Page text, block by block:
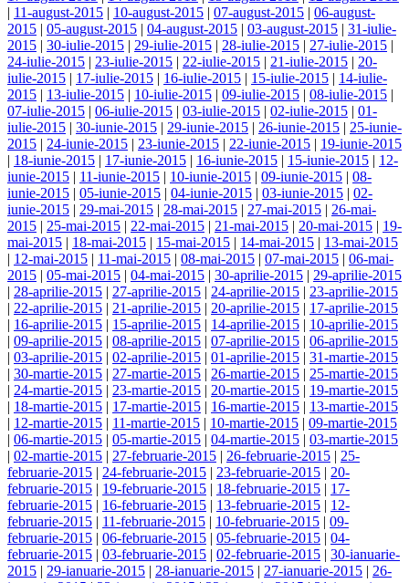
| 11-august-2015 | 10-august-2015 | 07-august-2015 | 06-august-
2015 | 05-august-2015 | 04-august-2015 | 03-august-2015 | 31-iulie-
2015 | 30-iulie-2015 | 29-iulie-2015 | 28-iulie-2015 | 27-iulie-2015 |
24-iulie-2015 | 23-iulie-2015 | 22-iulie-2015 | 21-iulie-2015 | 20-
iulie-2015 | 17-iulie-2015 | 16-iulie-2015 | 15-iulie-2015 | 14-iulie-
2015 | 13-iulie-2015 | 10-iulie-2015 | 09-iulie-2015 | 08-iulie-2015 |
07-iulie-2015 | 06-iulie-2015 | 03-iulie-2015 | 02-iulie-2015 | 01-
iulie-2015 | 30-iunie-2015 | 29-iunie-2015 | 26-iunie-2015 | 25-iunie-
2015 | 24-iunie-2015 | 23-iunie-2015 | 22-iunie-2015 | 19-iunie-2015
| 18-iunie-2015 | 17-iunie-2015 | 16-iunie-2015 | 15-iunie-2015 | 12-
iunie-2015 | 11-iunie-2015 | 10-iunie-2015 | 09-iunie-2015 | 08-
iunie-2015 | 05-iunie-2015 | 04-iunie-2015 | 03-iunie-2015 | 02-
iunie-2015 | 29-mai-2015 | 28-mai-2015 | 27-mai-2015 | 26-mai-
2015 | 25-mai-2015 | 22-mai-2015 | 21-mai-2015 | 20-mai-2015 | 19-
mai-2015 | 18-mai-2015 | 15-mai-2015 | 14-mai-2015 | 13-mai-2015
| 12-mai-2015 | 11-mai-2015 | 08-mai-2015 | 07-mai-2015 | 06-mai-
2015 | 05-mai-2015 | 04-mai-2015 | 30-aprilie-2015 | 29-aprilie-2015
| 28-aprilie-2015 | 27-aprilie-2015 | 24-aprilie-2015 | 23-aprilie-2015
| 22-aprilie-2015 | 21-aprilie-2015 | 20-aprilie-2015 | 17-aprilie-2015
| 16-aprilie-2015 | 15-aprilie-2015 | 14-aprilie-2015 | 10-aprilie-2015
| 09-aprilie-2015 | 08-aprilie-2015 | 07-aprilie-2015 | 06-aprilie-2015
| 03-aprilie-2015 | 02-aprilie-2015 | 01-aprilie-2015 | 31-martie-2015
| 30-martie-2015 | 27-martie-2015 | 26-martie-2015 | 25-martie-2015
| 24-martie-2015 | 23-martie-2015 | 20-martie-2015 | 19-martie-2015
| 18-martie-2015 | 17-martie-2015 | 16-martie-2015 | 13-martie-2015
| 12-martie-2015 | 11-martie-2015 | 10-martie-2015 | 09-martie-2015
| 06-martie-2015 | 05-martie-2015 | 04-martie-2015 | 03-martie-2015
| 02-martie-2015 | 27-februarie-2015 | 26-februarie-2015 | 25-
februarie-2015 | 24-februarie-2015 | 23-februarie-2015 | 20-
februarie-2015 | 19-februarie-2015 | 18-februarie-2015 | 17-
februarie-2015 | 16-februarie-2015 | 13-februarie-2015 | 12-
februarie-2015 | 11-februarie-2015 | 10-februarie-2015 | 09-
februarie-2015 | 06-februarie-2015 | 05-februarie-2015 | 04-
februarie-2015 | 03-februarie-2015 | 02-februarie-2015 | 30-ianuarie-
2015 | 29-ianuarie-2015 | 28-ianuarie-2015 | 27-ianuarie-2015 | 26-